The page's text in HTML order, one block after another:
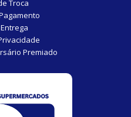
Troca
Premiado